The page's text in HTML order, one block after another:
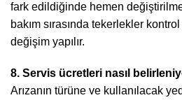
fark edildiğinde hemen
bakım sırasında tekerlekler
değişim yapılır.
8. Servis ücretleri nasıl
Arızanın türüne ve kullanılacak